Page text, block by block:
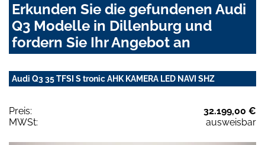
Erkunden Sie die gefundenen Audi
Q3 Modelle in Dillenburg und
fordern Sie Ihr Angebot an
Audi Q3 35 TFSI S tronic AHK KAMERA LED NAVI SHZ
Preis:
32.199,00 €
MWSt:
ausweisbar